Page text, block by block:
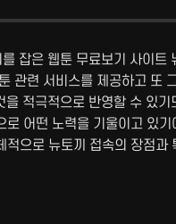
잡은 웹툰 무료보기 사이
관련 서비스를 제공하고
적극적으로 반영할 수 있
어떤 노력을 기울이고 있
으로 뉴토끼 접속의 장점